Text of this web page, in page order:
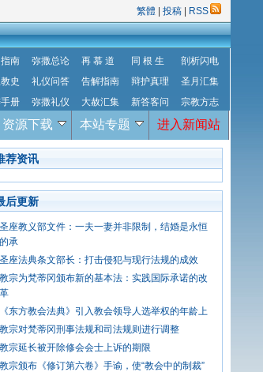
繁體 投稿 RSS
南 弥撒总论 再 慕 道 同 根 生
剖析闪电
史 礼仪问答 告解指南 辩护真理
圣月汇集
册 弥撒礼仪 大赦汇集 新答客问 宗教方志
资源下载 本站专题 进入新闻站
荐资讯
后更新
圣座教义部文件：一夫一妻并非限制，结婚是永恒
的承
圣座法典条文部长：打击侵犯与现行法规的成效
教宗为梵蒂冈颁布新的基本法：实践国际承诺的改
革
《东方教会法典》引入教会领导人选举权的年龄上
教宗对梵蒂冈刑事法规和司法规则进行调整
教宗延长被开除修会会士上诉的期限
教宗颁布《修订第六卷》手谕，使“教会中的制裁”